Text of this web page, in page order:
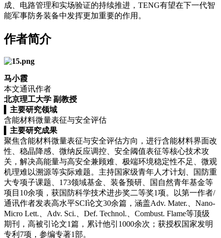
成、电路管理和实场验证的持续推进，TENG有望在下一代智
能军事防务装备中发挥更加重要的作用。
作者简介
马小霞
本文通讯作者
北京理工大学 副教授
主要研究领域
含能材料微量表征与安全评估
主要研究成果
聚焦含能材料微量表征与安全评估方向，进行含能材料界面改
性、稳晶降感、微纳反应调控、安全阈值表征等核心技术攻
关，解决高能量与高安全兼顾难、极端环境稳定性不足、微观
机理难以溯源等实际难题。主持国家级青年人才计划、国防重
大专项子课题、173领域基金、装备预研、国自然青年基金等
项目10余项，获国防科学技术进步奖二等奖1项。以第一作者/
通讯作者发表高水平SCI论文30余篇，涵盖Adv. Mater.、Nano-
Micro Lett.、Adv. Sci.、Def. Technol.、Combust. Flame等顶级
期刊，高被引论文1篇，累计他引1000余次；获授权国家发明
专利7项，参编专著1部。